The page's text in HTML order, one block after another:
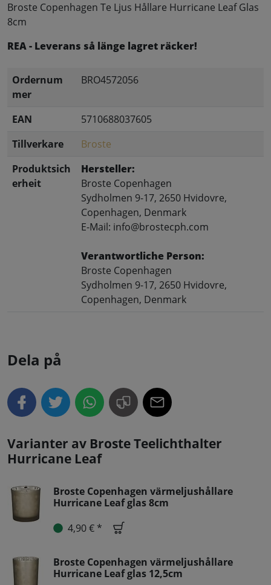
Broste Copenhagen Te Ljus Hållare Hurricane Leaf Glas
8cm
REA - Leverans så länge lagret räcker!
Ordernum
mer
BRO4572056
EAN
5710688037605
Tillverkare
Broste
Produktsich
erheit
Hersteller:
Broste Copenhagen
Sydholmen 9-17, 2650 Hvidovre,
Copenhagen, Denmark
E-Mail: info@brostecph.com
Verantwortliche Person:
Broste Copenhagen
Sydholmen 9-17, 2650 Hvidovre,
Copenhagen, Denmark
Dela på
Varianter av Broste Teelichthalter
Hurricane Leaf
Broste Copenhagen värmeljushållare
Hurricane Leaf glas 8cm
4,90 € *
Broste Copenhagen värmeljushållare
Hurricane Leaf glas 12,5cm